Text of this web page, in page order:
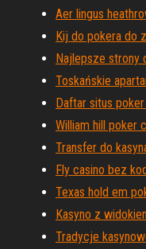
Aer lingus
Kij do pokera do
Najlepsze strony
Toskańskie
Daftar situs poker
William hill poker
Transfer do
Fly casino bez
Texas hold em
Kasyno z
Tradycje